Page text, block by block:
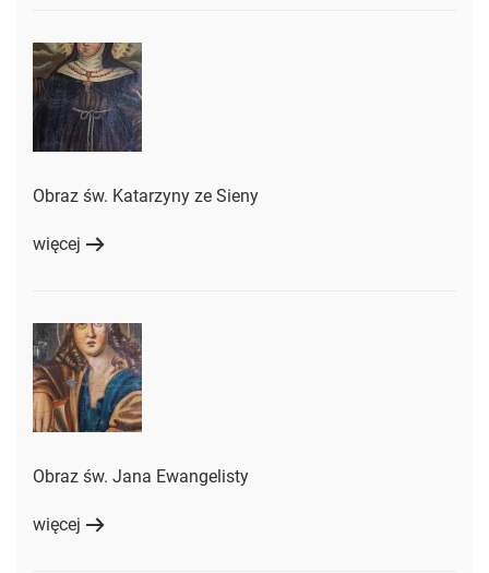
Obraz św. Katarzyny ze Sieny
więcej
Obraz św. Jana Ewangelisty
więcej